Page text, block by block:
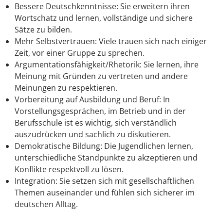
Bessere Deutschkenntnisse: Sie erweitern ihren
Wortschatz und lernen, vollständige und sichere
Sätze zu bilden.
Mehr Selbstvertrauen: Viele trauen sich nach einiger
Zeit, vor einer Gruppe zu sprechen.
Argumentationsfähigkeit/Rhetorik: Sie lernen, ihre
Meinung mit Gründen zu vertreten und andere
Meinungen zu respektieren.
Vorbereitung auf Ausbildung und Beruf: In
Vorstellungsgesprächen, im Betrieb und in der
Berufsschule ist es wichtig, sich verständlich
auszudrücken und sachlich zu diskutieren.
Demokratische Bildung: Die Jugendlichen lernen,
unterschiedliche Standpunkte zu akzeptieren und
Konflikte respektvoll zu lösen.
Integration: Sie setzen sich mit gesellschaftlichen
Themen auseinander und fühlen sich sicherer im
deutschen Alltag.